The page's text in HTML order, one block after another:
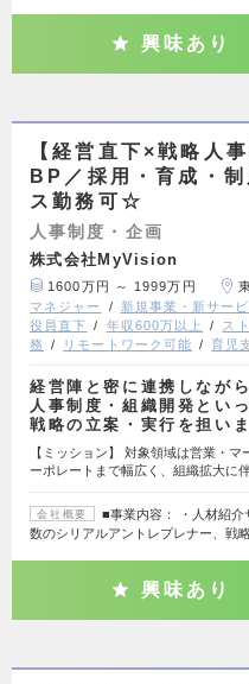
興味あり
【経営直下×戦略人
BP／採用・育成・
ス勤務可☆
人事制度・企画
株式会社MyVision
1600万円 ～ 1999万円
マネジャー
新規事業・新サービ
役員直下
年収600万以上 ス
務
リモートワーク可能 育児
経営陣と密に連携しなが
人事制度・組織開発とい
戦略の立案・実行を担い
【ミッション】 対象領域は営業・
ーポレートまで幅広く、組織拡大に
会社概要
■事業内容： ・人材紹介
数のシリアルアントレプレナー、戦
興味あり